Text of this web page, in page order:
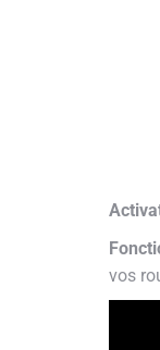
vos